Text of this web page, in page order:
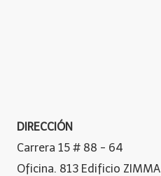
DIRECCIÓN
Carrera 15 # 88 - 64
Oficina. 813 Edificio ZIMMA